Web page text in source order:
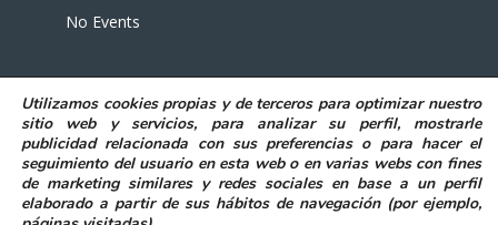
No Events
POLITICA DE PRIVACIDAD
AVISO LEGAL
POLITICA DE COOKIES
DECLARACIÓN DE ACCESIBILIDAD
Utilizamos cookies propias y de terceros para optimizar nuestro
sitio web y servicios, para analizar su perfil, mostrarle
publicidad relacionada con sus preferencias o para hacer el
seguimiento del usuario en esta web o en varias webs con fines
de marketing similares y redes sociales en base a un perfil
elaborado a partir de sus hábitos de navegación (por ejemplo,